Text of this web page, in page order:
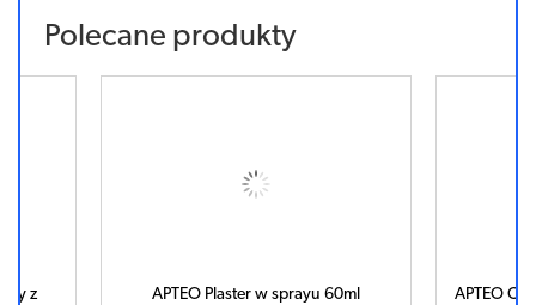
Polecane produkty
z
APTEO Plaster w sprayu 60ml APTEO